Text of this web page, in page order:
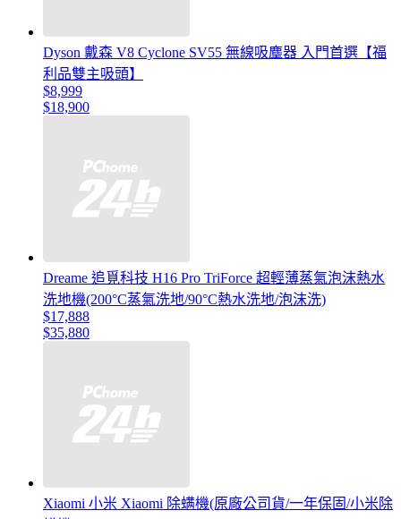
Dyson 戴森 V8 Cyclone SV55 無線吸塵器 入門首選【福
利品雙主吸頭】
$8,999
$18,900
Dreame 追覓科技 H16 Pro TriForce 超輕薄蒸氣泡沫熱水
洗地機(200°C蒸氣洗地/90°C熱水洗地/泡沫洗)
$17,888
$35,880
Xiaomi 小米 Xiaomi 除螨機(原廠公司貨/一年保固/小米除